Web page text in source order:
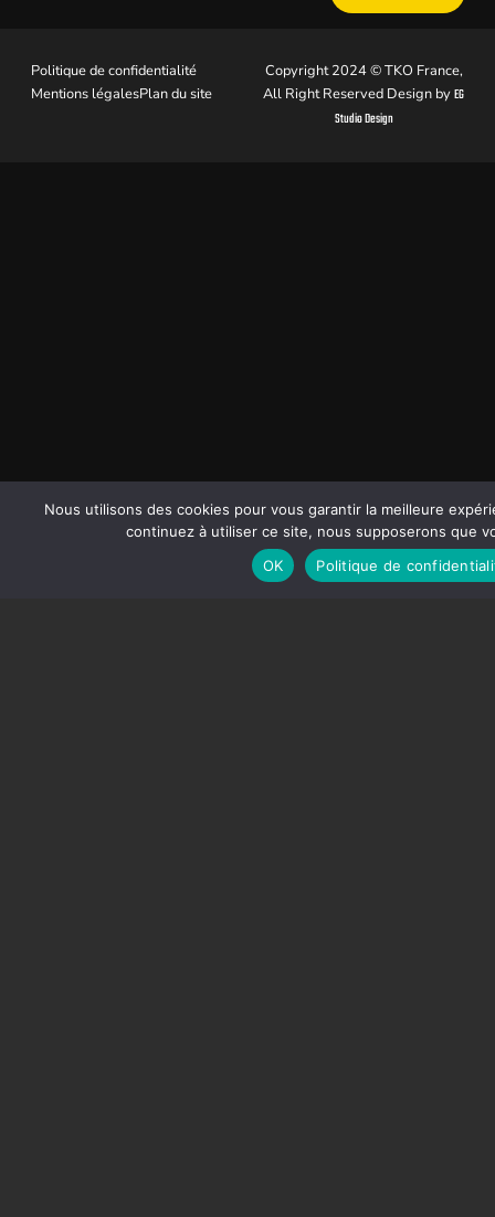
Politique de confidentialité
Mentions légalesPlan du site
Copyright 2024 © TKO France,
All Right Reserved Design byEG
Studio Design
Nous utilisons des cookies pour vous garantir la meilleure
continuez à utiliser ce site, nous supposerons que
OK
Politique de